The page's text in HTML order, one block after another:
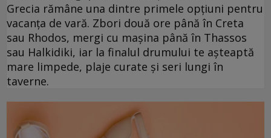
Grecia rămâne una dintre primele opțiuni pentru
vacanța de vară. Zbori două ore până în Creta
sau Rhodos, mergi cu mașina până în Thassos
sau Halkidiki, iar la finalul drumului te așteaptă
mare limpede, plaje curate și seri lungi în
taverne.